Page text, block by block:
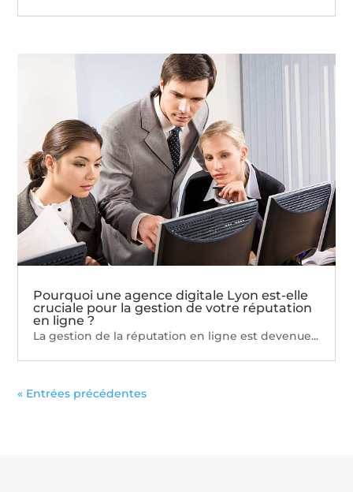
Pourquoi une agence digitale Lyon est-elle
cruciale pour la gestion de votre réputation
en ligne ?
La gestion de la réputation en ligne est devenue...
« Entrées précédentes